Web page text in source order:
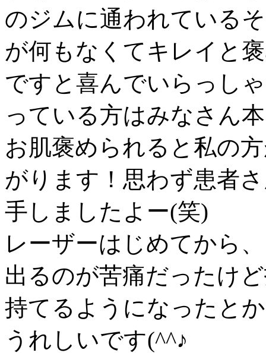
のジムに通われている
が何もなくてキレイと
ですと喜んでいらっし
っている方はみなさん
お肌褒められると私の
がります！思わず患者
手しましたよー(笑)
レーザーはじめてから
出るのが苦痛だったけ
持てるようになったと
うれしいです(^^♪